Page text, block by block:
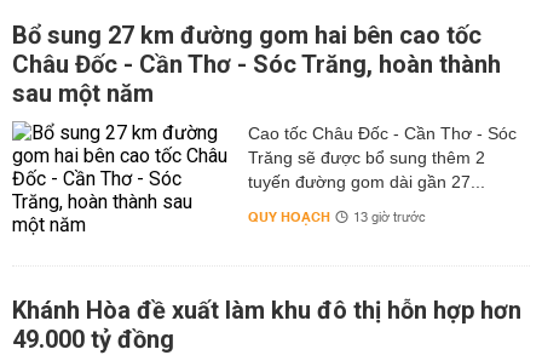
Bổ sung 27 km đường gom hai bên cao tốc
Châu Đốc - Cần Thơ - Sóc Trăng, hoàn thành
sau một năm
Cao tốc Châu Đốc - Cần Thơ - Sóc
Trăng sẽ được bổ sung thêm 2
tuyến đường gom dài gần 27...
QUY HOẠCH 13 giờ trước
Khánh Hòa đề xuất làm khu đô thị hỗn hợp hơn
49.000 tỷ đồng